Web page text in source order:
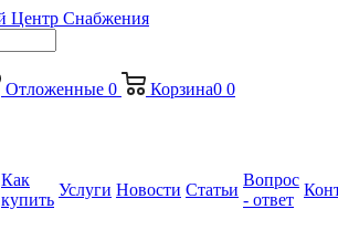
Отложенные 0 Корзина0 0
Как
купить
Услуги Новости Статьи
Вопрос
- ответ